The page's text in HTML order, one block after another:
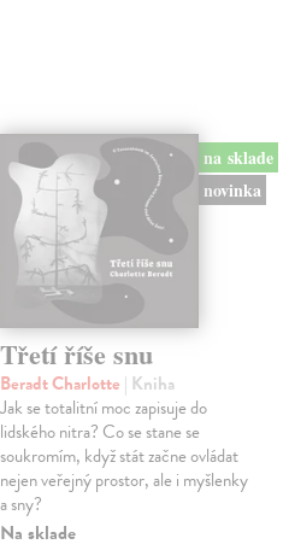
na sklade
novinka
Třetí říše snu
Beradt Charlotte | Kniha
Jak se totalitní moc zapisuje do
lidského nitra? Co se stane se
soukromím, když stát začne ovládat
nejen veřejný prostor, ale i myšlenky
a sny?
Na sklade